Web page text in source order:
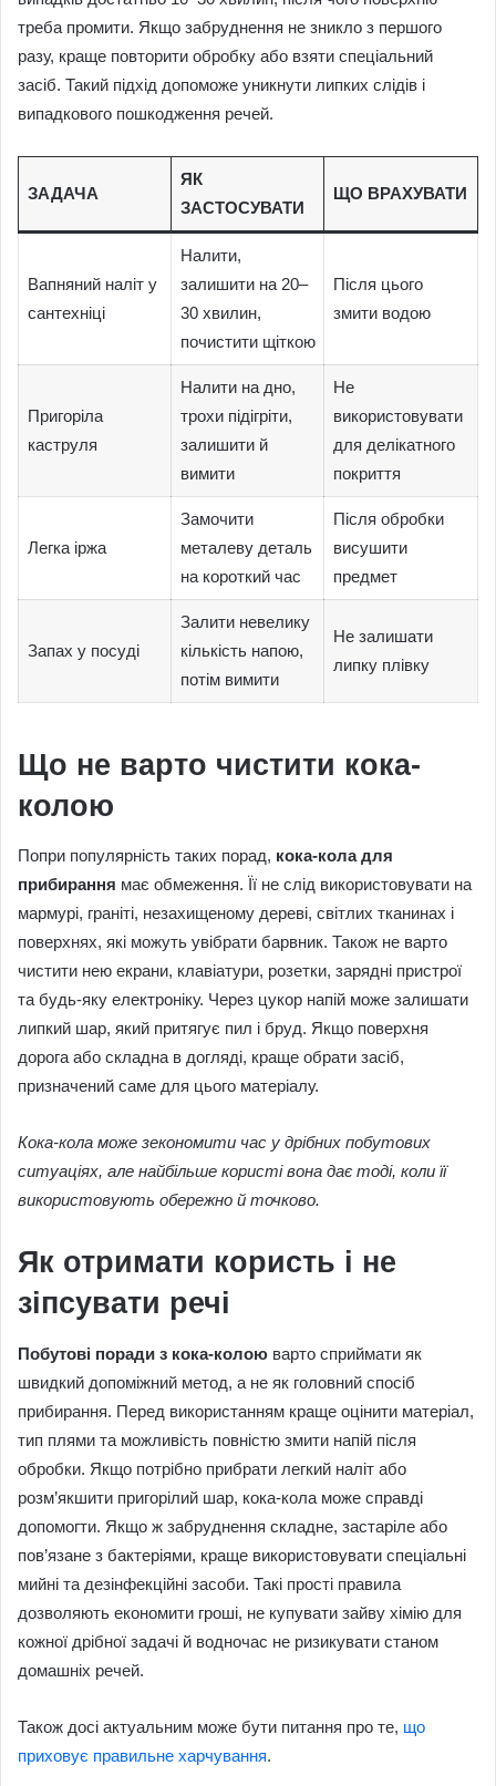
треба промити. Якщо забруднення не зникло з першого
разу, краще повторити обробку або взяти спеціальний
засіб. Такий підхід допоможе уникнути липких слідів і
випадкового пошкодження речей.
ЗАДАЧА
ЯК
ЗАСТОСУВАТИ
ЩО ВРАХУВАТИ
Вапняний наліт у
сантехніці
Налити,
залишити на 20–
30 хвилин,
почистити щіткою
Після цього
змити водою
Пригоріла
каструля
Налити на дно,
трохи підігріти,
залишити й
вимити
Не
використовувати
для делікатного
покриття
Легка іржа
Замочити
металеву деталь
на короткий час
Після обробки
висушити
предмет
Запах у посуді
Залити невелику
кількість напою,
потім вимити
Не залишати
липку плівку
Що не варто чистити кока-
колою
Попри популярність таких порад, кока-кола для
прибирання має обмеження. Її не слід використовувати на
мармурі, граніті, незахищеному дереві, світлих тканинах і
поверхнях, які можуть увібрати барвник. Також не варто
чистити нею екрани, клавіатури, розетки, зарядні пристрої
та будь-яку електроніку. Через цукор напій може залишати
липкий шар, який притягує пил і бруд. Якщо поверхня
дорога або складна в догляді, краще обрати засіб,
призначений саме для цього матеріалу.
Кока-кола може зекономити час у дрібних побутових
ситуаціях, але найбільше користі вона дає тоді, коли її
використовують обережно й точково.
Як отримати користь і не
зіпсувати речі
Побутові поради з кока-колою варто сприймати як
швидкий допоміжний метод, а не як головний спосіб
прибирання. Перед використанням краще оцінити матеріал,
тип плями та можливість повністю змити напій після
обробки. Якщо потрібно прибрати легкий наліт або
розм’якшити пригорілий шар, кока-кола може справді
допомогти. Якщо ж забруднення складне, застаріле або
пов’язане з бактеріями, краще використовувати спеціальні
мийні та дезінфекційні засоби. Такі прості правила
дозволяють економити гроші, не купувати зайву хімію для
кожної дрібної задачі й водночас не ризикувати станом
домашніх речей.
Також досі актуальним може бути питання про те, що
приховує правильне харчування.